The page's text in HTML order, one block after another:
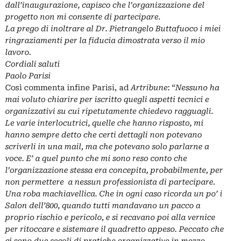
dall’inaugurazione, capisco che l’organizzazione del
progetto non mi consente di partecipare.
La prego di inoltrare al Dr. Pietrangelo Buttafuoco i miei
ringraziamenti per la fiducia dimostrata verso il mio
lavoro.
Cordiali saluti
Paolo Parisi
Così commenta infine Parisi, adArtribune: “Nessuno ha
mai voluto chiarire per iscritto quegli aspetti tecnici e
organizzativi su cui ripetutamente chiedevo ragguagli.
Le varie interlocutrici, quelle che hanno risposto, mi
hanno sempre detto che certi dettagli non potevano
scriverli in una mail, ma che potevano solo parlarne a
voce. E’ a quel punto che mi sono reso conto che
l’organizzazione stessa era concepita, probabilmente, per
non permettere a nessun professionista di partecipare.
Una roba machiavellica. Che in ogni caso ricorda un po’ i
Salon dell’800, quando tutti mandavano un pacco a
proprio rischio e pericolo, e si recavano poi alla vernice
per ritoccare e sistemare il quadretto appeso. Peccato che